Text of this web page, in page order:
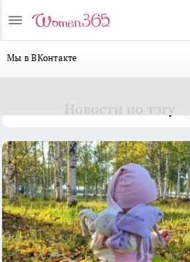
Мы в ВКонтакте